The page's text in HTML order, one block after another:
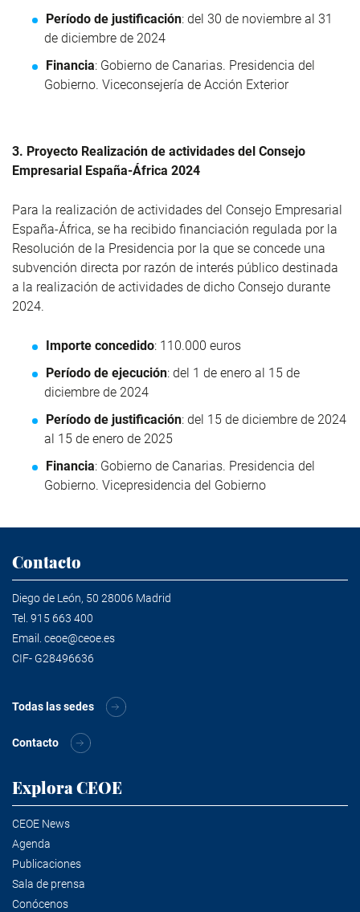
Período de justificación: del 30 de noviembre al 31
de diciembre de 2024
Financia: Gobierno de Canarias. Presidencia del
Gobierno. Viceconsejería de Acción Exterior
3. Proyecto Realización de actividades del Consejo
Empresarial España-África 2024
Para la realización de actividades del Consejo Empresarial
España-África, se ha recibido financiación regulada por la
Resolución de la Presidencia por la que se concede una
subvención directa por razón de interés público destinada
a la realización de actividades de dicho Consejo durante
2024.
Importe concedido: 110.000 euros
Período de ejecución: del 1 de enero al 15 de
diciembre de 2024
Período de justificación: del 15 de diciembre de 2024
al 15 de enero de 2025
Financia: Gobierno de Canarias. Presidencia del
Gobierno. Vicepresidencia del Gobierno
Contacto
Diego de León, 50 28006 Madrid
Tel. 915 663 400
Email. ceoe@ceoe.es
CIF- G28496636
Todas las sedes
Contacto
Explora CEOE
CEOE News
Agenda
Publicaciones
Sala de prensa
Conócenos